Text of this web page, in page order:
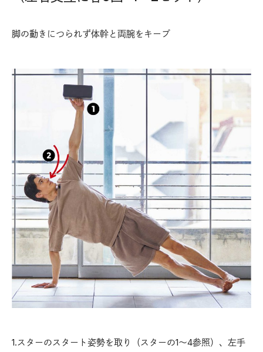
脚の動きにつられず体幹と両腕をキープ
1.スターのスタート姿勢を取り（スターの1〜4参照）、左手